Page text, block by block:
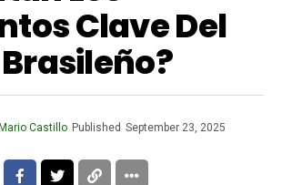
Clave Del
Mario Castillo Published September 23, 2025